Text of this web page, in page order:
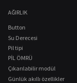
AĞIRLIK
Button
Su Derecesi
Pil tipi
PİL ÖMRÜ
Çıkarılabilir modül
Günlük akıllı özellikler